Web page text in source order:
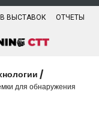
ВЫСТАВОК ОТЧЕТЫ
/
для обнаружения